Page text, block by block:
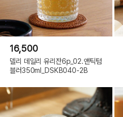
16,500
델리 데일리 유리잔6p_02.앤틱텀
블러350ml_DSKB040-2B